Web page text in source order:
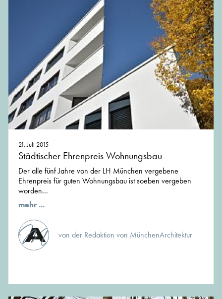
21. Juli 2015
Städtischer Ehrenpreis Wohnungsbau
Der alle fünf Jahre von der LH München vergebene
Ehrenpreis für guten Wohnungsbau ist soeben vergeben
worden...
mehr ...
von der Redaktion von MünchenArchitektur